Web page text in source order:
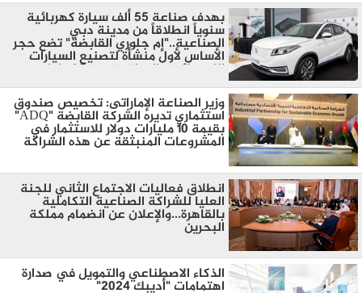
بهدف صناعة 55 ألف سيارة كهربائية
سنوياً انطلاقاً من مدينة دبي
الصناعية.."إم جلوري القابضة" تضع حجر
الأساس لأول منشأة لتصنيع السيارات
الكهربائية بالدولة بقيمة 1.5 مليار درهم
وزير الصناعة الإماراتى: تخصيص صندوق
استثماري تديره الشركة القابضة "ADQ"
بقيمة ١٠ مليارات دولار للاستثمار في
المشروعات المنبثقة عن هذه الشراكة
انطلاق فعاليات الاجتماع الثاني للجنة
العليا للشراكة الصناعية التكاملية
بالقاهرة...والإعلان عن انضمام مملكة
البحرين
الذكاء الاصطناعي والتمويل في صدارة
اهتمامات "أديبك 2024"